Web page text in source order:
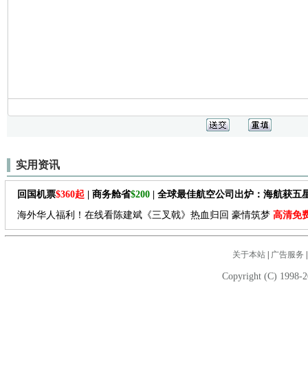
实用资讯
回国机票$360起 | 商务舱省$200 | 全球最佳航空公司出炉：海航获五
海外华人福利！在线看陈建斌《三叉戟》热血归回 豪情筑梦 高清免
关于本站| 广告服务
Copyright (C) 1998-